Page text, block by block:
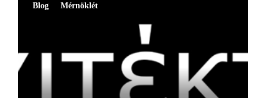
Blog Mérnöklét